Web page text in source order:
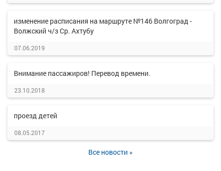
изменение расписания на маршруте №146 Волгоград -
Волжский ч/з Ср. Ахтубу
07.06.2019
Внимание пассажиров! Перевод времени.
23.10.2018
проезд детей
08.05.2017
Все новости »